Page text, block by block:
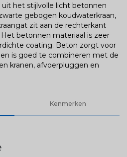
het stijlvolle licht betonnen
gebogen koudwaterkraan,
zit aan de rechterkant
betonnen materiaal is zeer
coating. Beton zorgt voor
is goed te combineren met de
kranen, afvoerpluggen en
Kenmerken